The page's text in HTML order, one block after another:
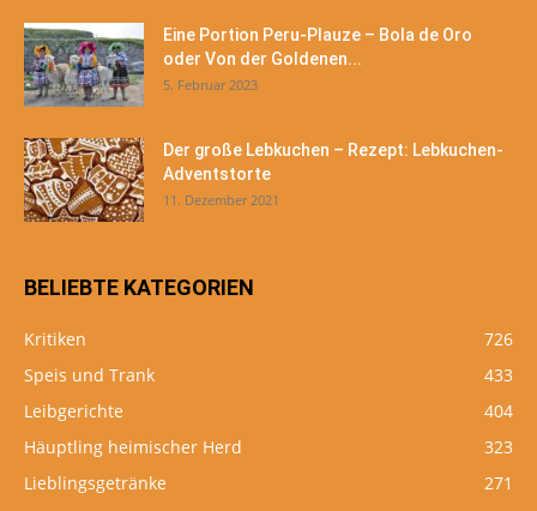
Eine Portion Peru-Plauze – Bola de Oro
oder Von der Goldenen...
5. Februar 2023
Der große Lebkuchen – Rezept: Lebkuchen-
Adventstorte
11. Dezember 2021
BELIEBTE KATEGORIEN
Kritiken
726
Speis und Trank
433
Leibgerichte
404
Häuptling heimischer Herd
323
Lieblingsgetränke
271